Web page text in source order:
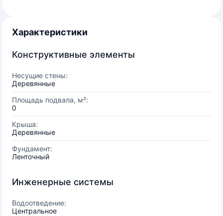
Характеристики
Конструктивные элементы
Несущие стены:
Деревянные
Площадь подвала, м²:
0
Крыша:
Деревянные
Фундамент:
Ленточный
Инженерные системы
Водоотведение:
Центральное